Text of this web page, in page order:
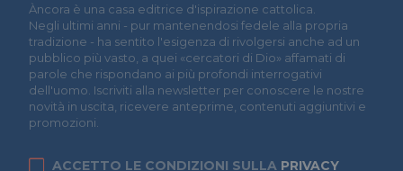
Àncora è una casa editrice d'ispirazione cattolica.
Negli ultimi anni - pur mantenendosi fedele alla propria
tradizione - ha sentito l'esigenza di rivolgersi anche ad un
pubblico più vasto, a quei «cercatori di Dio» affamati di
parole che rispondano ai più profondi interrogativi
dell'uomo. Iscriviti alla newsletter per conoscere le nostre
novità in uscita, ricevere anteprime, contenuti aggiuntivi e
promozioni.
ACCETTO LE CONDIZIONI SULLA PRIVACY